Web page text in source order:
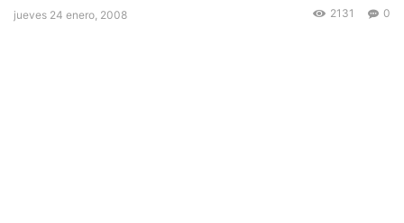
jueves 24 enero, 2008 0
2131